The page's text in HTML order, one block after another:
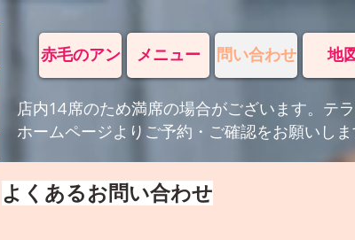
赤毛のアン メニュー 問い合わせ 地
店内14席のため満席の場合がございます。テ
ホームページよりご予約・ご確認をお願いしま
よくあるお問い合わせ